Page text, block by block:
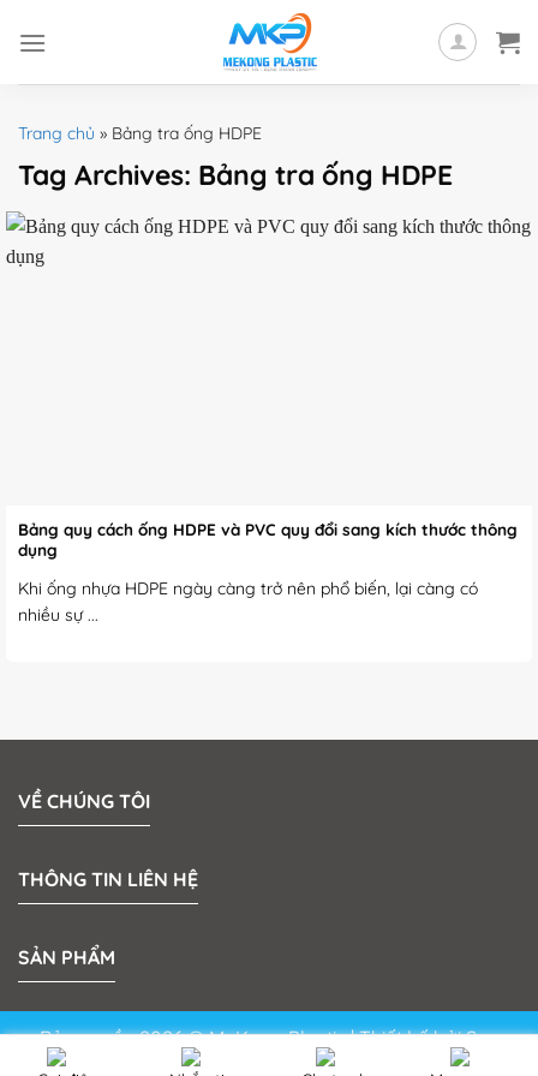
Trang chủ » Bảng tra ống HDPE
Tag Archives: Bảng tra ống HDPE
​​​​​​​Bảng quy cách ống HDPE và PVC quy đổi sang kích thước thông
dụng
Khi ống nhựa HDPE ngày càng trở nên phổ biến, lại càng có
nhiều sự ...
VỀ CHÚNG TÔI
THÔNG TIN LIÊN HỆ
SẢN PHẨM
Bản quyền 2026 © MeKong Plastic | Thiết kế bởiSun